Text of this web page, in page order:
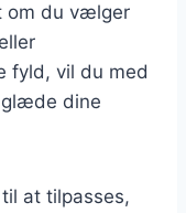
om du vælger
fyld, vil du med
glæde dine
at tilpasses,